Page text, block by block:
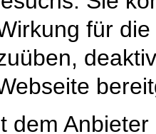
für
dem Anbieter